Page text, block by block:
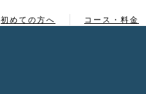
初めての方へ コース・料金